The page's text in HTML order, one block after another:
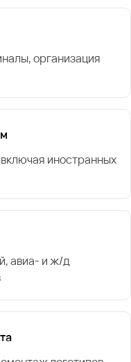
организация
иностранных
авиа- и ж/д